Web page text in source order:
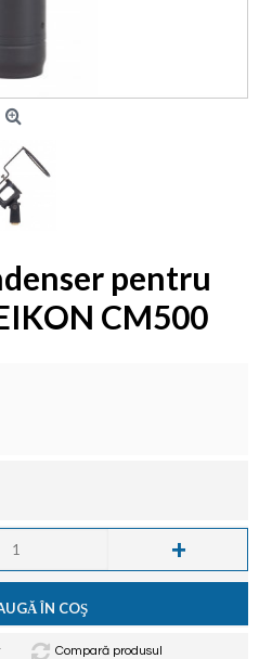
pentru
CM500
+
ÎN COŞ
Compară produsul